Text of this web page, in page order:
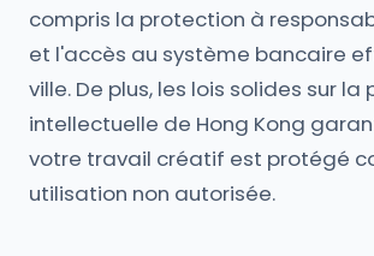
compris la protection à
et l'accès au système bancaire
ville. De plus, les lois solides sur la
intellectuelle de Hong Kong
votre travail créatif est protégé
utilisation non autorisée.